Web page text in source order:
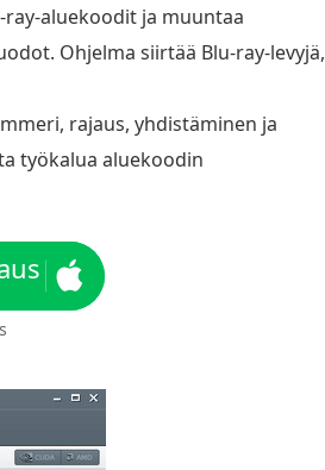
aluekoodit ja muuntaa
Ohjelma siirtää Blu-ray-levyjä,
rajaus, yhdistäminen ja
työkalua aluekoodin